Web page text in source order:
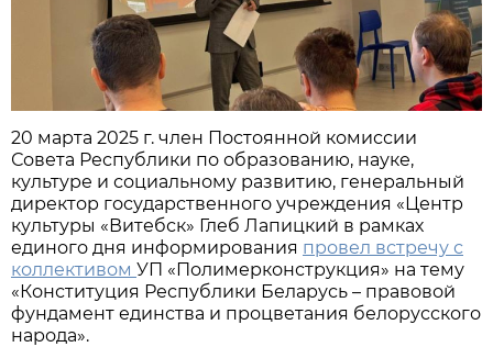
20 марта 2025 г. член Постоянной комиссии
Совета Республики по образованию, науке,
культуре и социальному развитию, генеральный
директор государственного учреждения «Центр
культуры «Витебск» Глеб Лапицкий в рамках
единого дня информирования провел встречу с
коллективом УП «Полимерконструкция» на тему
«Конституция Республики Беларусь – правовой
фундамент единства и процветания белорусского
народа».